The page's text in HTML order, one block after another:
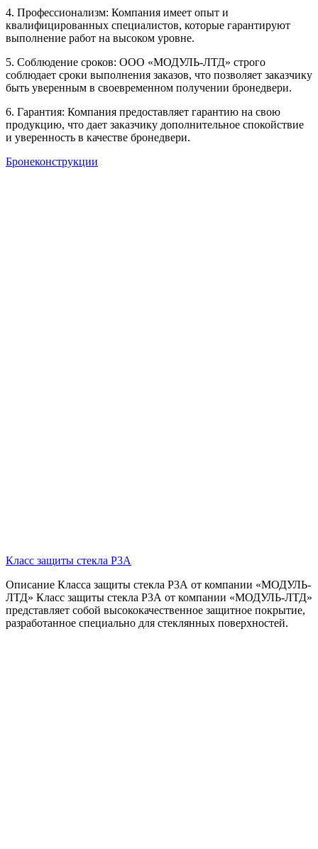
4. Профессионализм: Компания имеет опыт и
квалифицированных специалистов, которые гарантируют
выполнение работ на высоком уровне.
5. Соблюдение сроков: ООО «МОДУЛЬ-ЛТД» строго
соблюдает сроки выполнения заказов, что позволяет заказчику
быть уверенным в своевременном получении бронедвери.
6. Гарантия: Компания предоставляет гарантию на свою
продукцию, что дает заказчику дополнительное спокойствие
и уверенность в качестве бронедвери.
Бронеконструкции
Класс защиты стекла Р3А
Описание Класса защиты стекла Р3А от компании «МОДУЛЬ-
ЛТД» Класс защиты стекла Р3А от компании «МОДУЛЬ-ЛТД»
представляет собой высококачественное защитное покрытие,
разработанное специально для стеклянных поверхностей.